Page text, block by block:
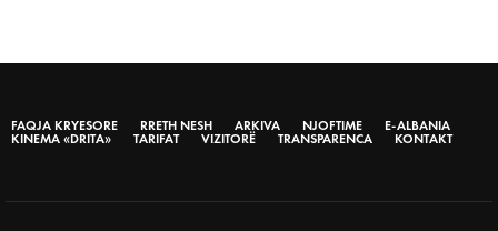
FAQJA KRYESORE RRETH NESH ARKIVA NJOFTIME
E-ALBANIA
KINEMA «DRITA»
TARIFAT VIZITORË TRANSPARENCA KONTAKT